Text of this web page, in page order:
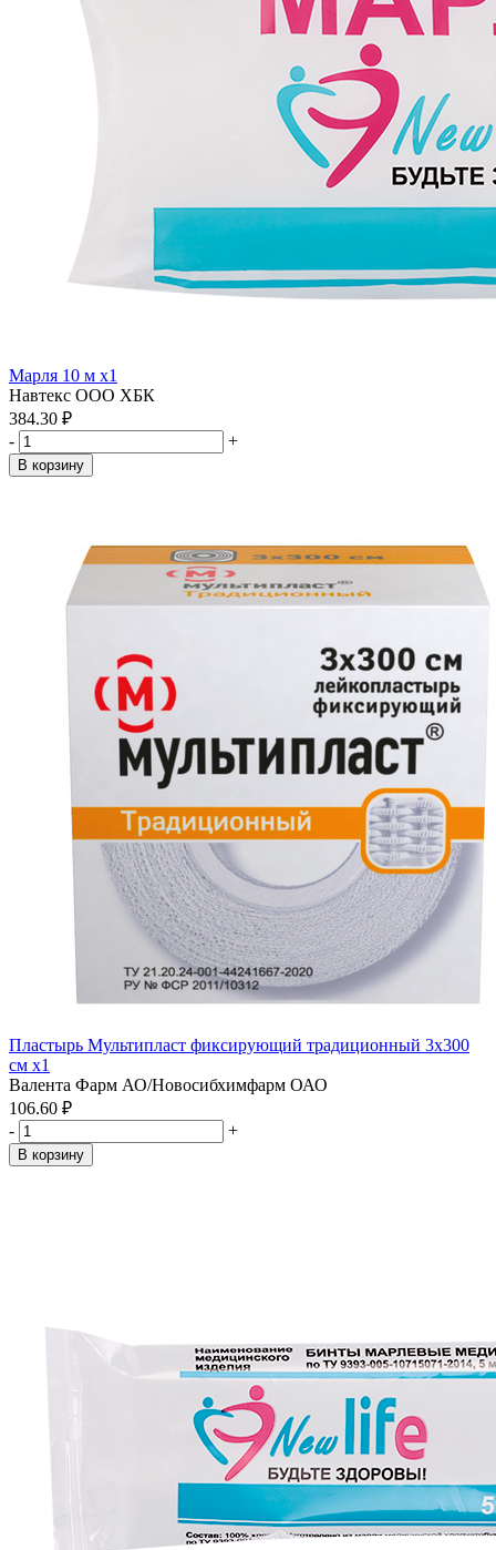
Марля 10 м x1
Навтекс ООО ХБК
384.30 ₽
-
+
В корзину
Пластырь Мультипласт фиксирующий традиционный 3х300
см x1
Валента Фарм АО/Новосибхимфарм ОАО
106.60 ₽
-
+
В корзину